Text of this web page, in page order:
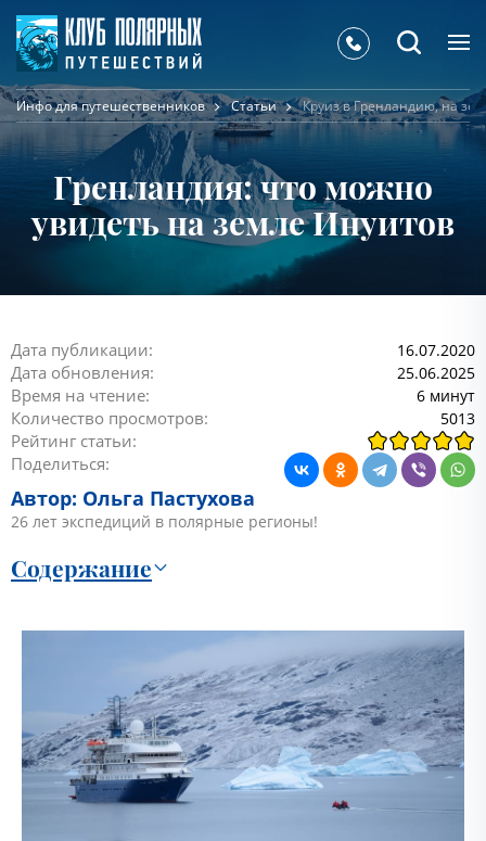
Инфо для путешественников Статьи Круиз в Гренландию, на
Гренландия: что можно
увидеть на земле Инуитов
Автор: Ольга Пастухова
26 лет экспедиций в полярные регионы!
Содержание
Дата публикации: 16.07.2020
Дата обновления: 25.06.2025
Время на чтение: 6 минут
Количество просмотров: 5013
Рейтинг статьи:
Поделиться: